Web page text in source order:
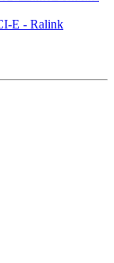
E - Ralink